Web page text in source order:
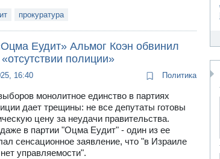
прокуратура
Еудит» Альмог Коэн обвинил
полиции»
16:40 Политика
монолитное единство в партиях
дает трещины: не все депутаты готовы
цену за неудачи правительства.
в партии "Оцма Еудит" - один из ее
сенсационное заявление, что "в Израиле
управляемости".